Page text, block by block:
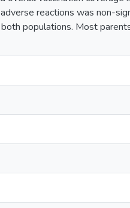
reactions was non-
populations. Most